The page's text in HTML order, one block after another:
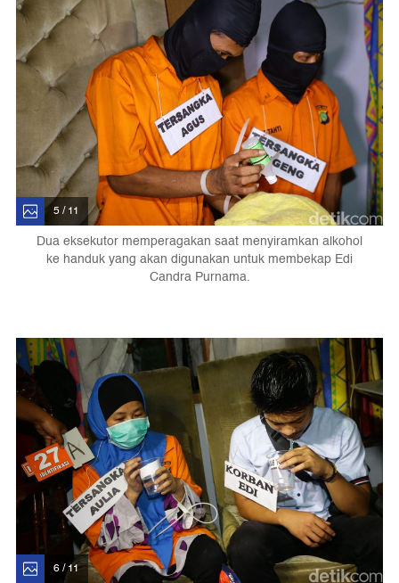
5 / 11
Dua eksekutor memperagakan saat menyiramkan alkohol
ke handuk yang akan digunakan untuk membekap Edi
Candra Purnama.
6 / 11